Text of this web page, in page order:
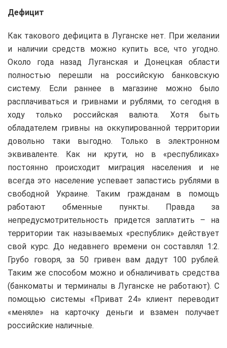
Дефицит
Как такового дефицита в Луганске нет. При желании
и наличии средств можно купить все, что угодно.
Около года назад Луганская и Донецкая области
полностью перешли на российскую банковскую
систему. Если раннее в магазине можно было
расплачиваться и гривнами и рублями, то сегодня в
ходу только российская валюта. Хотя быть
обладателем гривны на оккупированной территории
довольно таки выгодно. Только в электронном
эквиваленте. Как ни крути, но в «республиках»
постоянно происходит миграция населения и не
всегда это население успевает запастись рублями в
свободной Украине. Таким гражданам в помощь
работают обменные пункты. Правда за
непредусмотрительность придется заплатить – на
территории так называемых «республик» действует
свой курс. До недавнего времени он составлял 1:2.
Грубо говоря, за 50 гривен вам дадут 100 рублей.
Таким же способом можно и обналичивать средства
(банкоматы и терминалы в Луганске не работают). С
помощью системы «Приват 24» клиент переводит
«меняле» на карточку деньги и взамен получает
российские наличные.